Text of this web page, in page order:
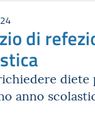
di
anno